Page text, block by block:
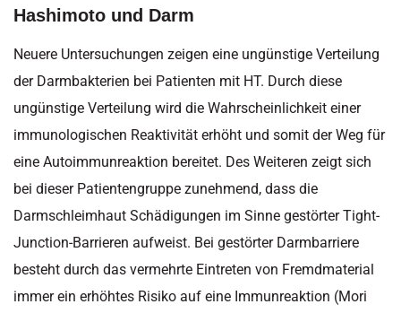
Hashimoto und Darm
Neuere Untersuchungen zeigen eine ungünstige Verteilung
der Darmbakterien bei Patienten mit HT. Durch diese
ungünstige Verteilung wird die Wahrscheinlichkeit einer
immunologischen Reaktivität erhöht und somit der Weg für
eine Autoimmunreaktion bereitet. Des Weiteren zeigt sich
bei dieser Patientengruppe zunehmend, dass die
Darmschleimhaut Schädigungen im Sinne gestörter Tight-
Junction-Barrieren aufweist. Bei gestörter Darmbarriere
besteht durch das vermehrte Eintreten von Fremdmaterial
immer ein erhöhtes Risiko auf eine Immunreaktion (Mori